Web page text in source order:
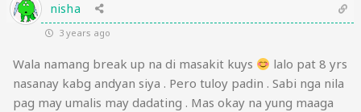
nisha
3 years ago
Wala namang break up na di masakit kuys
lalo pat 8 yrs
nasanay kabg andyan siya . Pero tuloy padin . Sabi nga nila
pag may umalis may dadating . Mas okay na yung maaga